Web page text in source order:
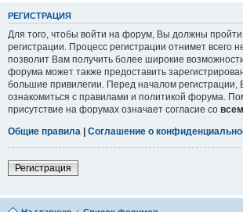
РЕГИСТРАЦИЯ
Для того, чтобы войти на форум, Вы должны
регистрации. Процесс регистрации отнимет всего
позволит Вам получить более широкие
форума может также предоставить
большие привилегии. Перед началом
ознакомиться с правилами и политикой форума.
присутствие на форумах означает согласие со
Общие правила | Соглашение о
Регистрация